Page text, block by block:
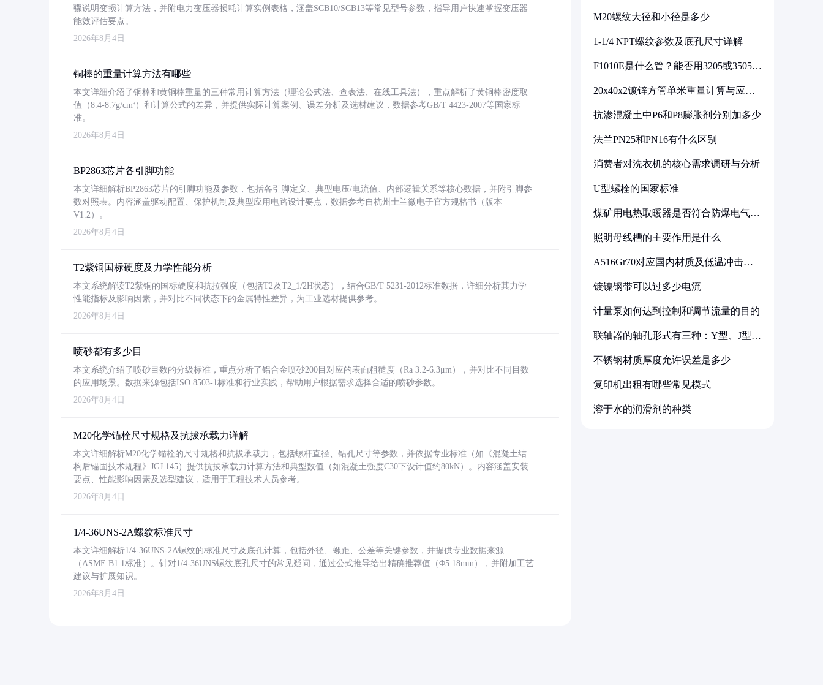
骤说明变损计算方法，并附电力变压器损耗计算实例表格，涵盖SCB10/SCB13等常见型号参数，指导用户快速掌握变压器
能效评估要点。
2026年8月4日
铜棒的重量计算方法有哪些
本文详细介绍了铜棒和黄铜棒重量的三种常用计算方法（理论公式法、查表法、在线工具法），重点解析了黄铜棒密度取
值（8.4-8.7g/cm³）和计算公式的差异，并提供实际计算案例、误差分析及选材建议，数据参考GB/T 4423-2007等国家标
准。
2026年8月4日
BP2863芯片各引脚功能
本文详细解析BP2863芯片的引脚功能及参数，包括各引脚定义、典型电压/电流值、内部逻辑关系等核心数据，并附引脚参
数对照表。内容涵盖驱动配置、保护机制及典型应用电路设计要点，数据参考自杭州士兰微电子官方规格书（版本
V1.2）。
2026年8月4日
T2紫铜国标硬度及力学性能分析
本文系统解读T2紫铜的国标硬度和抗拉强度（包括T2及T2_1/2H状态），结合GB/T 5231-2012标准数据，详细分析其力学
性能指标及影响因素，并对比不同状态下的金属特性差异，为工业选材提供参考。
2026年8月4日
喷砂都有多少目
本文系统介绍了喷砂目数的分级标准，重点分析了铝合金喷砂200目对应的表面粗糙度（Ra 3.2-6.3μm），并对比不同目数
的应用场景。数据来源包括ISO 8503-1标准和行业实践，帮助用户根据需求选择合适的喷砂参数。
2026年8月4日
M20化学锚栓尺寸规格及抗拔承载力详解
本文详细解析M20化学锚栓的尺寸规格和抗拔承载力，包括螺杆直径、钻孔尺寸等参数，并依据专业标准（如《混凝土结
构后锚固技术规程》JGJ 145）提供抗拔承载力计算方法和典型数值（如混凝土强度C30下设计值约80kN）。内容涵盖安装
要点、性能影响因素及选型建议，适用于工程技术人员参考。
2026年8月4日
1/4-36UNS-2A螺纹标准尺寸
本文详细解析1/4-36UNS-2A螺纹的标准尺寸及底孔计算，包括外径、螺距、公差等关键参数，并提供专业数据来源
（ASME B1.1标准）。针对1/4-36UNS螺纹底孔尺寸的常见疑问，通过公式推导给出精确推荐值（Φ5.18mm），并附加工艺
建议与扩展知识。
2026年8月4日
M20螺纹大径和小径是多少
1-1/4 NPT螺纹参数及底孔尺寸详解
F1010E是什么管？能否用3205或3505代
20x40x2镀锌方管单米重量计算与应用
抗渗混凝土中P6和P8膨胀剂分别加多少
法兰PN25和PN16有什么区别
消费者对洗衣机的核心需求调研与分析
U型螺栓的国家标准
煤矿用电热取暖器是否符合防爆电气设
照明母线槽的主要作用是什么
A516Gr70对应国内材质及低温冲击要
镀镍钢带可以过多少电流
计量泵如何达到控制和调节流量的目的
联轴器的轴孔形式有三种：Y型、J型、
不锈钢材质厚度允许误差是多少
复印机出租有哪些常见模式
溶于水的润滑剂的种类